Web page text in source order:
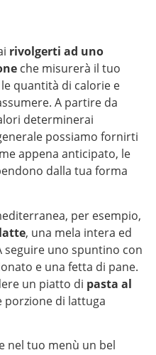
rivolgerti ad uno
che misurerà il tuo
quantità di calorie e
A partire da
determinerai
possiamo fornirti
appena anticipato, le
dalla tua forma
per esempio,
, una mela intera ed
seguire uno spuntino con
e una fetta di pane.
un piatto di pasta al
porzione di lattuga
nel tuo menù un bel